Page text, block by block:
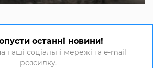
останні новини!
наші соціальні мережі та e-mail
розсилку.